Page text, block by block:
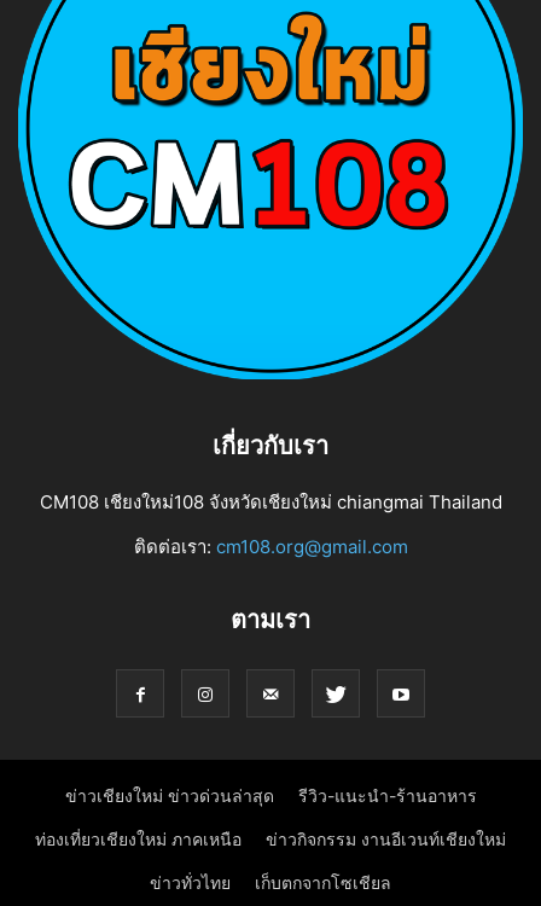
เกี่ยวกับเรา
CM108 เชียงใหม่108 จังหวัดเชียงใหม่ chiangmai Thailand
ติดต่อเรา: cm108.org@gmail.com
ตามเรา
ข่าวเชียงใหม่ ข่าวด่วนล่าสุด รีวิว-แนะนำ-ร้านอาหาร
ท่องเที่ยวเชียงใหม่ ภาคเหนือ ข่าวกิจกรรม งานอีเวนท์เชียงใหม่
ข่าวทั่วไทย เก็บตกจากโซเชียล